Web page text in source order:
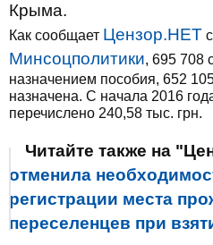
Крыма.
Как сообщает Цензор.НЕТ
Минсоцполитики, 695 708
назначением пособия, 652
назначена. С начала 2016
перечислено 240,58 тыс. грн.
Читайте также на
отменила
регистрации места
переселенцев при